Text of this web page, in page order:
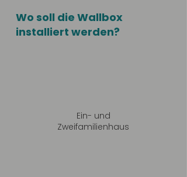
Wo soll die Wallbox
installiert werden?
Ein- und
Zweifamilienhaus